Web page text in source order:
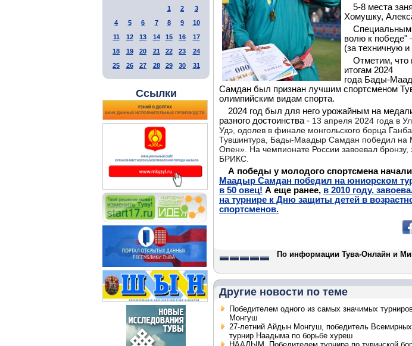
1
2
3
4
5 6 7 8 9
10
11
12 13 14 15 16
17
18
19 20 21 22 23
24
25
26 27 28 29 30 31
Ссылки
5-8 места
Хомушку,
волю к победе"
(за техничную
Отметим, что
итогам 2024
года Бады-
Самдан был признан лучшим спортсменом
олимпийским видам спорта.
2024 год был для него урожайным на
разного достоинства - 13 апреля 2024 года в
Удэ, одолев в финале монгольского борца
Тувшинтура , Бады-Маадыр Самдан победил на
Опен» . На чемпионате России завоевал
БРИКС.
А победы у молодого спортсмена
Маадыр Самдан победил на юниорском
в 50 овец! А еще ранее, в 2010 году,
на турнире к Дню защиты детей в
спортсменов.
По информации Тува-Онлайн и
Другие новости по теме
Победителем одного из самых значимых
Монгуш
27-летний Айдын Монгуш, победитель Всемирных
турнир Наадыма по борьбе хуреш